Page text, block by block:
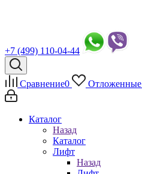
+7 (499) 110-04-44
Сравнение0 Отложенные
Каталог
Назад
Каталог
Лифт
Назад